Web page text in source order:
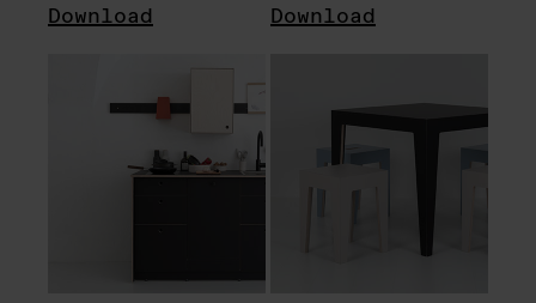
Download Download